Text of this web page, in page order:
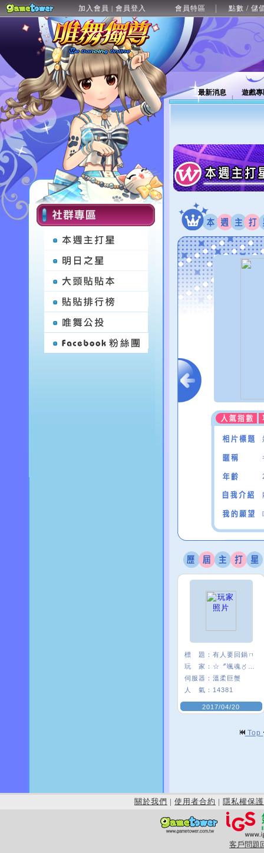
加入會員 | 會員登入 會員特區 點數 / 儲
最新消息 遊戲
標 題： 有人要回鍋ㄇ
玩 家：
伺服器： 溫柔巨蟹
人 氣： 14381
2017/04/20
Top
關於我們 | 使用者合約 | 隱私權保護
客戶問題